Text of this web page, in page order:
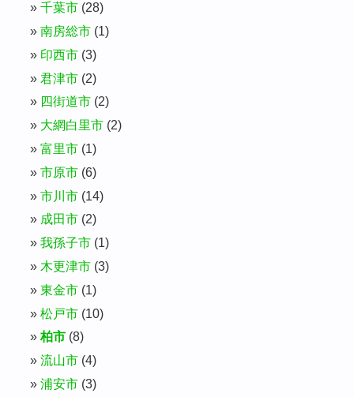
千葉市 (28)
南房総市 (1)
印西市 (3)
君津市 (2)
四街道市 (2)
大網白里市 (2)
富里市 (1)
市原市 (6)
市川市 (14)
成田市 (2)
我孫子市 (1)
木更津市 (3)
東金市 (1)
松戸市 (10)
柏市 (8)
流山市 (4)
浦安市 (3)